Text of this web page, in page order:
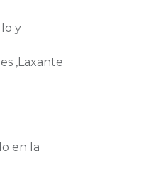
y
,Laxante
en la